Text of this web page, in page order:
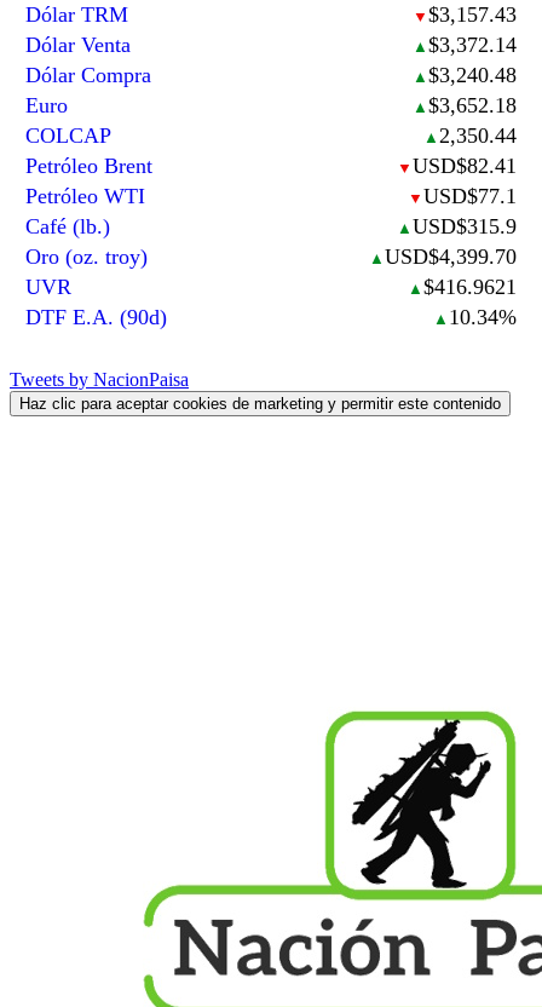
Dólar TRM ▼ $3,157.43
Dólar Venta
▲ $3,372.14
Dólar Compra
▲ $3,240.48
Euro
▲ $3,652.18
COLCAP
▲ 2,350.44
Petróleo Brent
▼ USD$82.41
Petróleo WTI
▼ USD$77.1
Café (lb.)
▲ USD$315.9
Oro (oz. troy)
▲ USD$4,399.70
UVR
▲ $416.9621
DTF E.A. (90d)
▲ 10.34%
Tweets by NacionPaisa
Haz clic para aceptar cookies de marketing y permitir este contenido